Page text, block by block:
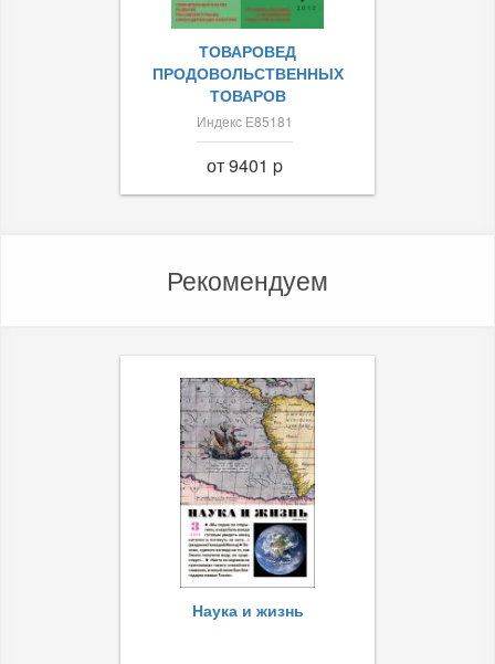
ТОВАРОВЕД
ПРОДОВОЛЬСТВЕННЫХ
ТОВАРОВ
Индекс Е85181
от 9401 p
Рекомендуем
Наука и жизнь